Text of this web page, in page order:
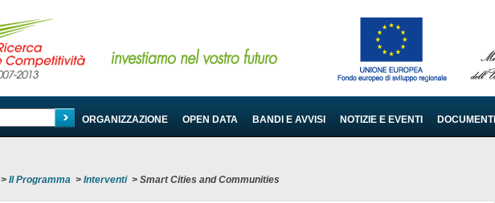
PROGRAMMA ORGANIZZAZIONE OPEN DATA BANDI E AVVISI NOTIZIE E EVENTI DOCUMENTI
> Il Programma > Interventi> Smart Cities and Communities